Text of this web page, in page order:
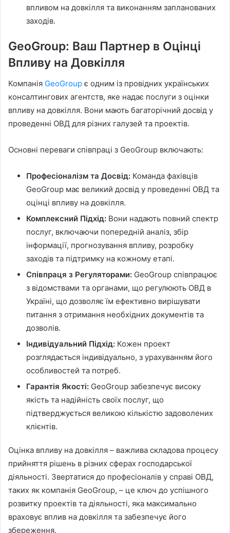
впливом на довкілля та виконанням запланованих
заходів.
GeoGroup: Ваш Партнер в Оцінці
Впливу на Довкілля
Компанія GeoGroup є одним із провідних українських
консалтингових агентств, яке надає послуги з оцінки
впливу на довкілля. Вони мають багаторічний досвід у
проведенні ОВД для різних галузей та проектів.
Основні переваги співпраці з GeoGroup включають:
Професіоналізм та Досвід: Команда фахівців
GeoGroup має великий досвід у проведенні ОВД та
оцінці впливу на довкілля.
Комплексний Підхід: Вони надають повний спектр
послуг, включаючи попередній аналіз, збір
інформації, прогнозування впливу, розробку
заходів та підтримку на кожному етапі.
Співпраця з Регуляторами: GeoGroup співпрацює
з відомствами та органами, що регулюють ОВД в
Україні, що дозволяє їм ефективно вирішувати
питання з отримання необхідних документів та
дозволів.
Індивідуальний Підхід: Кожен проект
розглядається індивідуально, з урахуванням його
особливостей та потреб.
Гарантія Якості: GeoGroup забезпечує високу
якість та надійність своїх послуг, що
підтверджується великою кількістю задоволених
клієнтів.
Оцінка впливу на довкілля – важлива складова процесу
прийняття рішень в різних сферах господарської
діяльності. Звертатися до професіоналів у справі ОВД,
таких як компанія GeoGroup, – це ключ до успішного
розвитку проектів та діяльності, яка максимально
враховує вплив на довкілля та забезпечує його
збереження.